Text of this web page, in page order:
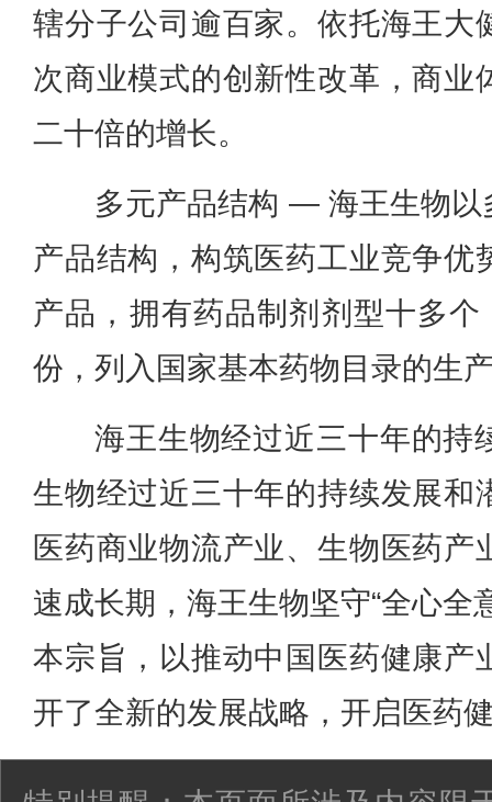
辖分子公司逾百家。依托海王大
次商业模式的创新性改革，商业
二十倍的增长。
多元产品结构 — 海王生物以
产品结构，构筑医药工业竞争优
产品，拥有药品制剂剂型十多
份，列入国家基本药物目录的生
海王生物经过近三十年的持
生物经过近三十年的持续发展和
医药商业物流产业、生物医药产
速成长期，海王生物坚守“全心全
本宗旨，以推动中国医药健康产
开了全新的发展战略，开启医药